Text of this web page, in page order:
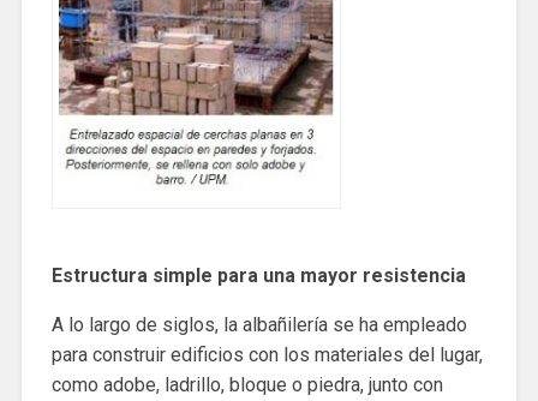
Estructura simple para una mayor resistencia
A lo largo de siglos, la albañilería se ha empleado
para construir edificios con los materiales del lugar,
como adobe, ladrillo, bloque o piedra, junto con